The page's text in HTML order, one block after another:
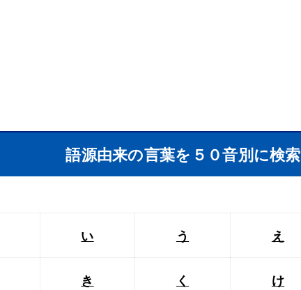
語源由来の言葉を５０音別に検索
い う え
き く け